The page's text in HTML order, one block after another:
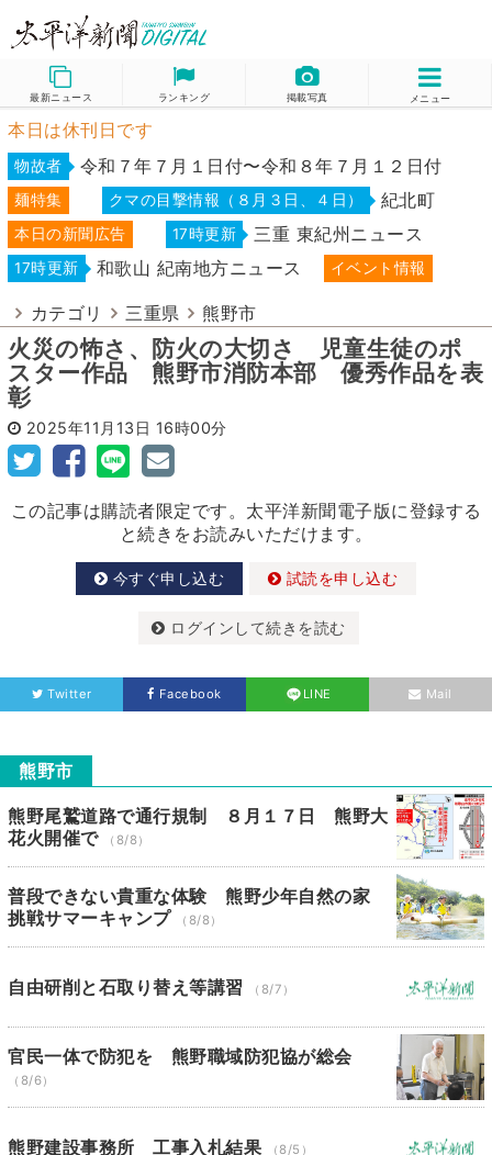
最新ニュース ランキング 掲載写真 メニュー
本日は休刊日です
物故者 令和７年７月１日付〜令和８年７月１２日付
麺特集 クマの目撃情報（８月３日、４日） 紀北町
本日の新聞広告 17時更新 三重 東紀州ニュース
17時更新 和歌山 紀南地方ニュース イベント情報
カテゴリ 三重県 熊野市
火災の怖さ、防火の大切さ 児童生徒のポ
スター作品 熊野市消防本部 優秀作品を表
彰
2025年11月13日 16時00分
この記事は購読者限定です。太平洋新聞電子版に登録する
と続きをお読みいただけます。
今すぐ申し込む 試読を申し込む
ログインして続きを読む
Twitter Facebook LINE Mail
熊野市
熊野尾鷲道路で通行規制 ８月１７日 熊野大
花火開催で
（8/8）
普段できない貴重な体験 熊野少年自然の家
挑戦サマーキャンプ
（8/8）
自由研削と石取り替え等講習 （8/7）
官民一体で防犯を 熊野職域防犯協が総会
（8/6）
熊野建設事務所 工事入札結果 （8/5）